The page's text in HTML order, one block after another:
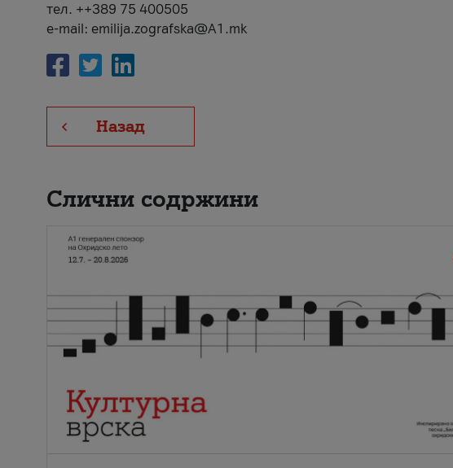
тел. ++389 75 400505
e-mail: emilija.zografska@A1.mk
Назад
Слични содржини